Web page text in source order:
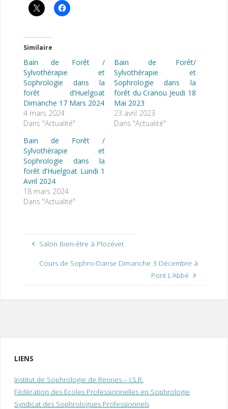
Similaire
Bain de Forêt /
Sylvothérapie et
Sophrologie dans la
forêt d’Huelgoat
Dimanche 17 Mars 2024
4 mars 2024
Dans "Actualité"
Bain de Forêt/
Sylvothérapie et
Sophrologie dans la
forêt du Cranou Jeudi 18
Mai 2023
23 avril 2023
Dans "Actualité"
Bain de Forêt /
Sylvothérapie et
Sophrologie dans la
forêt d’Huelgoat Lundi 1
Avril 2024
18 mars 2024
Dans "Actualité"
Salon Bien-être à Plozévet
Cours de Sophro-Danse Dimanche 3 Décembre à
Pont L’Abbé
LIENS
Institut de Sophrologie de Rennes – I.S.R.
Fédération des Ecoles Professionnelles en Sophrologie
Syndicat des Sophrologues Professionnels